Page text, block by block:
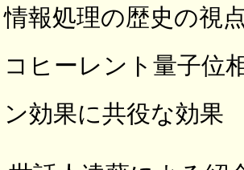
情報処理の歴史の視
コヒーレント量子位
ン効果に共役な効果